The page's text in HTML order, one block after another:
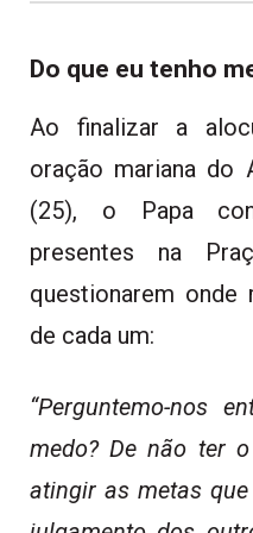
Do que eu tenho
Ao finalizar a
oração mariana do
(25), o Papa
presentes na
questionarem
de cada um:
“Perguntemo-nos
medo? De não ter
atingir as metas